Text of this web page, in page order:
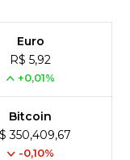
Euro
R$ 5,92
+0,01%
Bitcoin
350,409,67
-0,10%